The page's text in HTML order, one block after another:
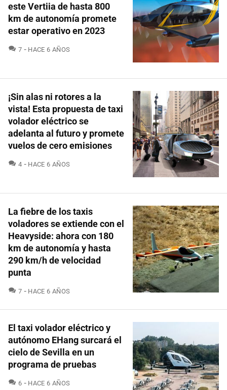
este Vertiia de hasta 800
km de autonomía promete
estar operativo en 2023
7 COMENTARIOS
HACE 6 AÑOS
¡Sin alas ni rotores a la
vista! Esta propuesta de taxi
volador eléctrico se
adelanta al futuro y promete
vuelos de cero emisiones
4 COMENTARIOS
HACE 6 AÑOS
La fiebre de los taxis
voladores se extiende con el
Heavyside: ahora con 180
km de autonomía y hasta
290 km/h de velocidad
punta
7 COMENTARIOS
HACE 6 AÑOS
El taxi volador eléctrico y
autónomo EHang surcará el
cielo de Sevilla en un
programa de pruebas
6 COMENTARIOS
HACE 6 AÑOS